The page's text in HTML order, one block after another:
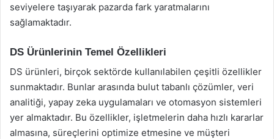
seviyelere taşıyarak pazarda fark yaratmalarını
sağlamaktadır.
DS Ürünlerinin Temel Özellikleri
DS ürünleri, birçok sektörde kullanılabilen çeşitli özellikler
sunmaktadır. Bunlar arasında bulut tabanlı çözümler, veri
analitiği, yapay zeka uygulamaları ve otomasyon sistemleri
yer almaktadır. Bu özellikler, işletmelerin daha hızlı kararlar
almasına, süreçlerini optimize etmesine ve müşteri